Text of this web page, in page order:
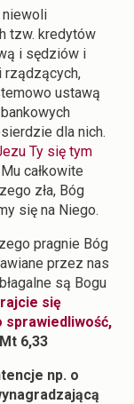
niewoli
tzw. kredytów
i sędziów i
rządzących,
ustawą
dla nich.
Ty się tym
całkowite
zła, Bóg
się na Niego.
pragnie Bóg
przez nas
są Bogu
się
sprawiedliwość,
Mt 6,33
np. o